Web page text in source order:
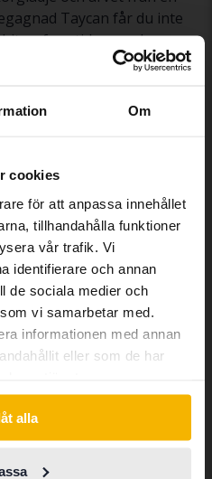
Om
cookies
för att anpassa innehållet
tillhandahålla funktioner
vår trafik. Vi
identifierare och annan
de sociala medier och
vi samarbetar med.
informationen med annan
eller som de har
alla
Taycan får du inte
av framtiden – och
och hjärta som är redo
Cayman
Porsche Macan
Porsche Taycan
your browser
service our friends
English language
contains all the
in Swedish